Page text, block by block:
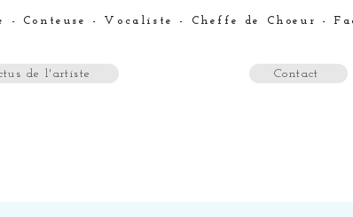
- Conteuse - Vocaliste - Cheffe de Choeur -
de l'artiste Contact